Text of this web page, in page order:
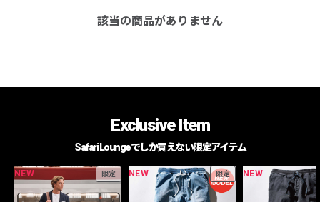
該当の商品がありません
Exclusive Item
Safari Loungeでしか買えない限定アイテム
NEW 限定 NEW 限定 NEW